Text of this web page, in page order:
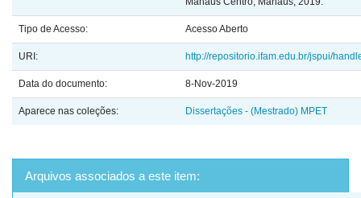
Tipo de Acesso: Acesso Aberto
URI: http://repositorio.ifam.edu.br/jspui/
Data do documento: 8-Nov-2019
Aparece nas coleções: Dissertações - (Mestrado) MPET
Arquivos associados a este item: